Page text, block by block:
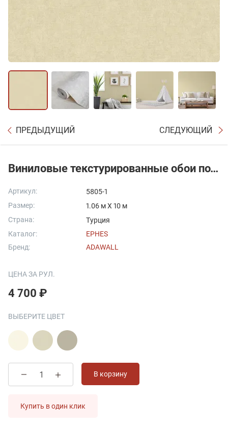
ПРЕДЫДУЩИЙ СЛЕДУЮЩИЙ
Виниловые текстурированные обои под льняную ткань
Артикул:
5805-1
Размер:
1.06 м X 10 м
Страна:
Турция
Каталог:
EPHES
Бренд:
ADAWALL
ЦЕНА ЗА РУЛ.
4 700 ₽
ВЫБЕРИТЕ ЦВЕТ
В корзину
Купить в один клик